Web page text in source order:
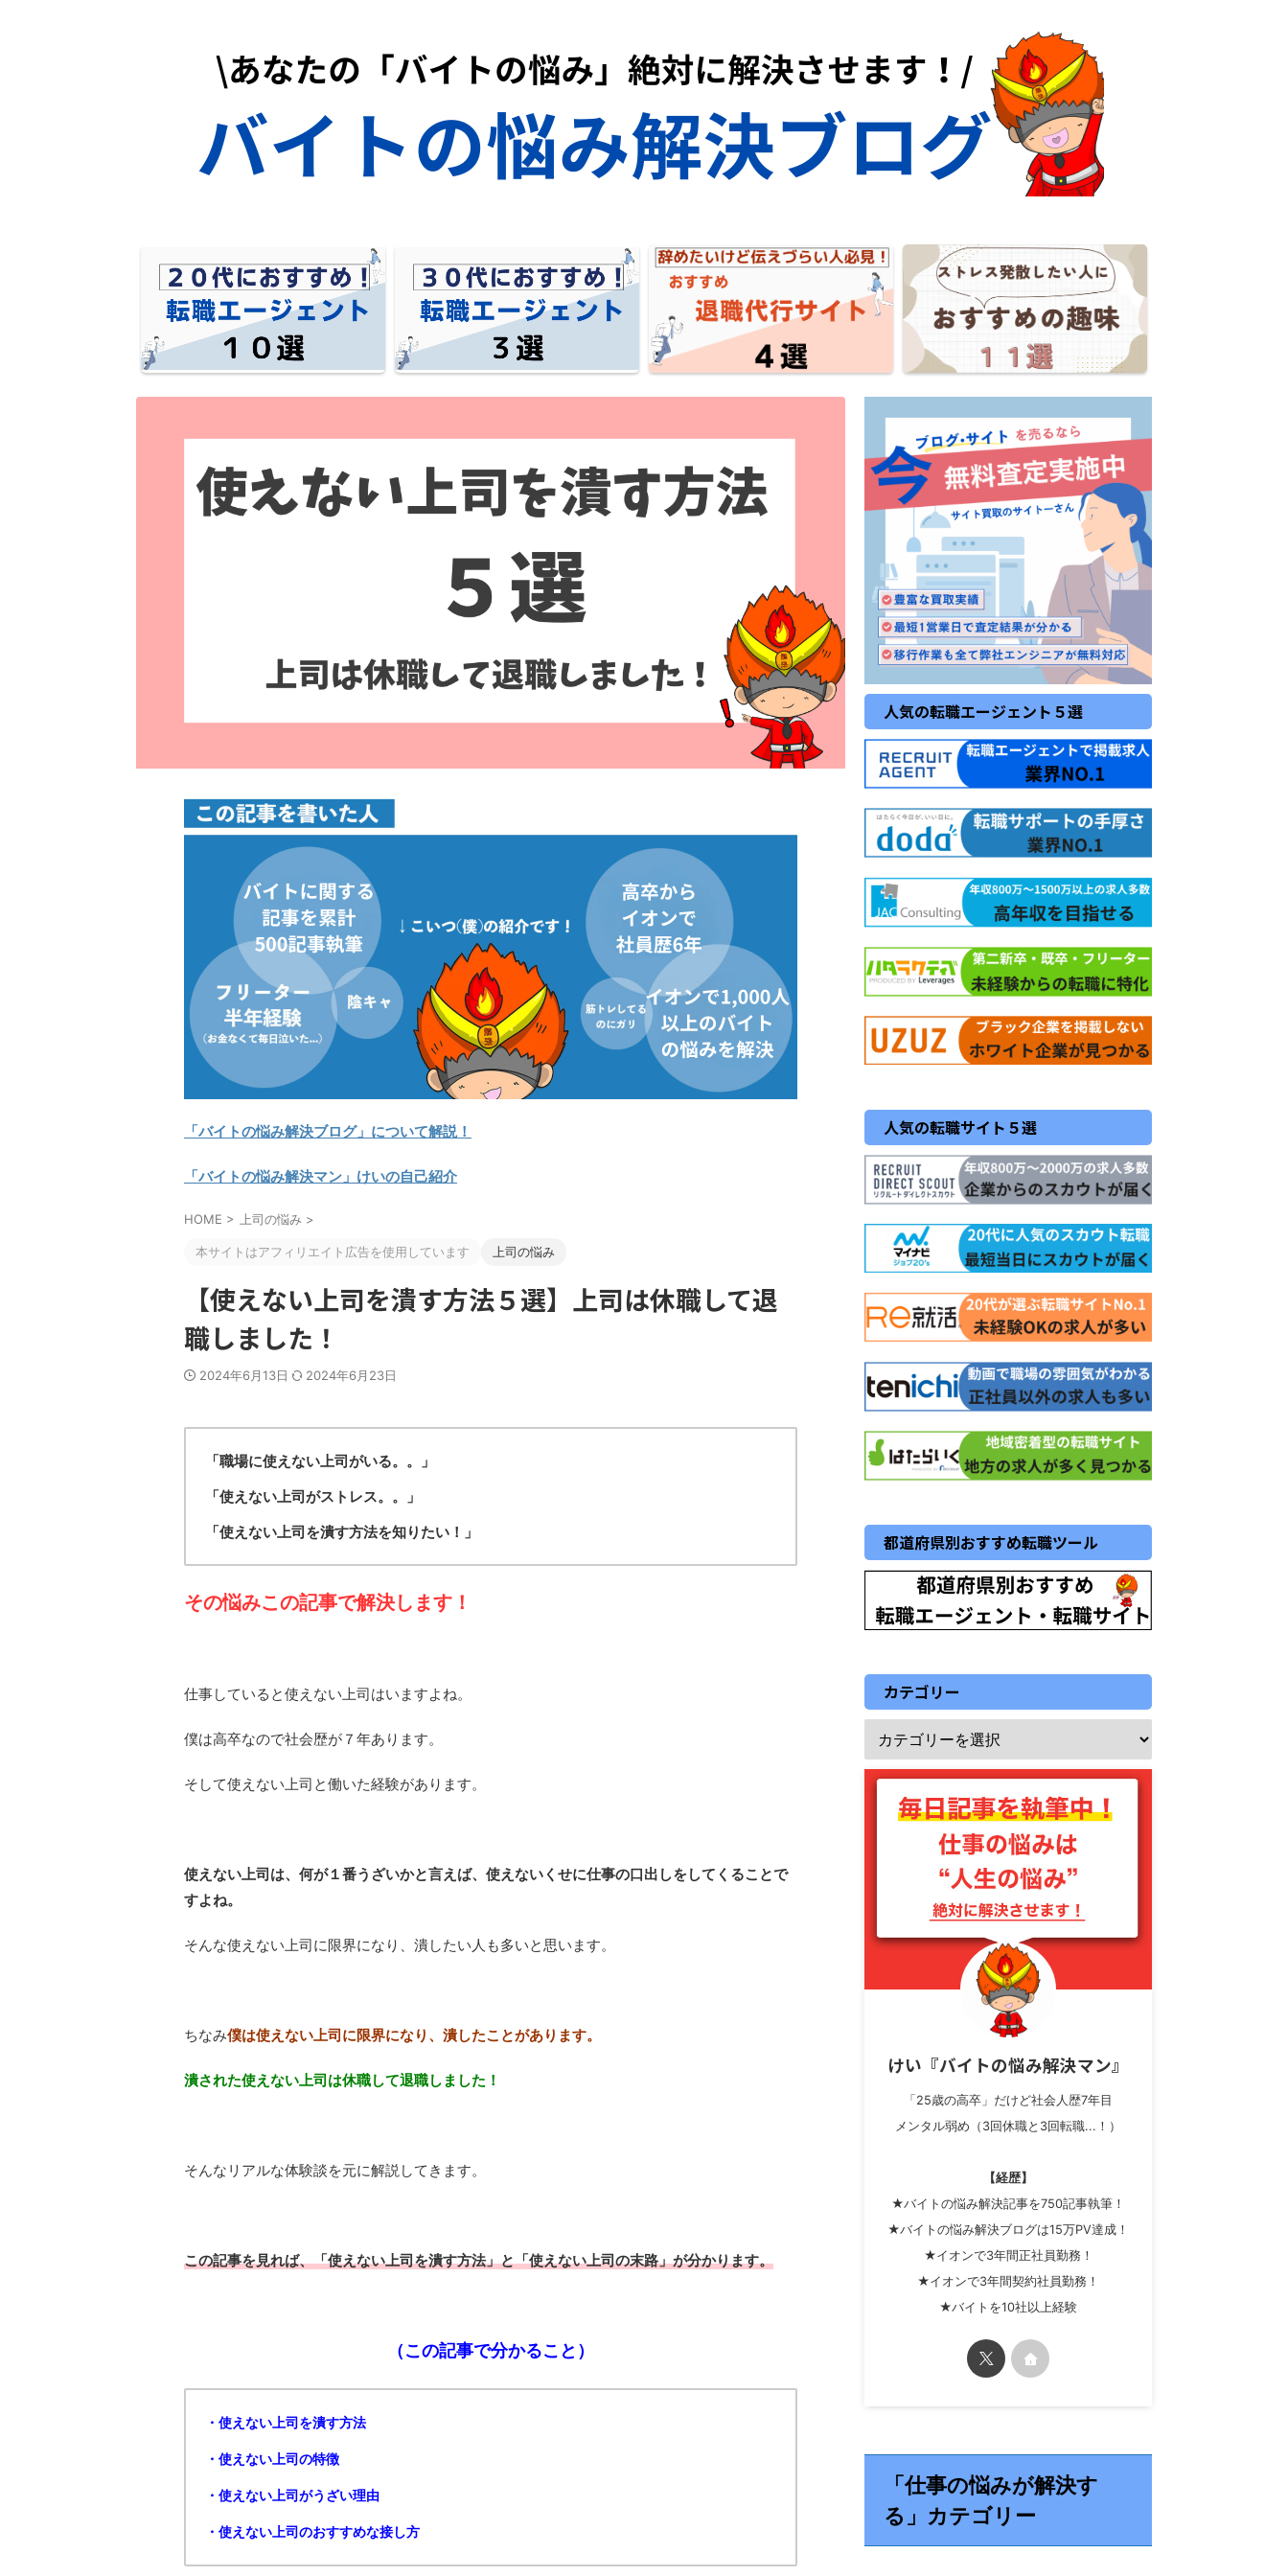
「バイトの悩み解決ブログ」について解説！
「バイトの悩み解決マン」けいの自己紹介
HOME > 上司の悩み >
本サイトはアフィリエイト広告を使用しています 上司の悩み
【使えない上司を潰す方法５選】上司は休職して退
職しました！
2024年6月13日 2024年6月23日
「職場に使えない上司がいる。。
」
「使えない上司がストレス。。
」
「使えない上司を潰す方法を知りたい！ 」
その悩みこの記事で解決します！
仕事していると使えない上司はいますよね。
僕は高卒なので社会歴が７年あります。
そして使えない上司と働いた経験があります。
使えない上司は、何が１番うざいかと言えば、使えないくせに仕事の口出しをしてくることで
すよね。
そんな使えない上司に限界になり、潰したい人も多いと思います。
ちなみ僕は使えない上司に限界になり、潰したことがあります。
潰された使えない上司は休職して退職しました！
そんなリアルな体験談を元に解説してきます。
この記事を見れば、「使えない上司を潰す方法」と「使えない上司の末路」が分かります。
（この記事で分かること）
・使えない上司を潰す方法
・使えない上司の特徴
・使えない上司がうざい理由
・使えない上司のおすすめな接し方
人気の転職エージェント５選
人気の転職サイト５選
都道府県別おすすめ転職ツール
カテゴリー
けい『バイトの悩み解決マン』
「25歳の高卒」だけど社会人歴7年目
メンタル弱め（3回休職と3回転職...！）
【経歴】
★バイトの悩み解決記事を750記事執筆！
★バイトの悩み解決ブログは15万PV達成！
★イオンで3年間正社員勤務！
★イオンで3年間契約社員勤務！
★バイトを10社以上経験
「仕事の悩みが解決す
る」カテゴリー